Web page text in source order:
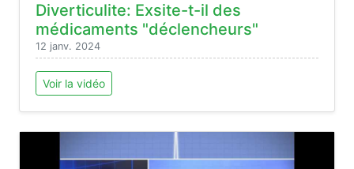
Diverticulite: Exsite-t-il des
médicaments "déclencheurs"
12 janv. 2024
Voir la vidéo